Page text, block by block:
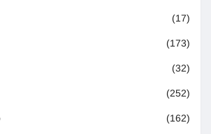
(17)
(173)
(32)
(252)
(162)